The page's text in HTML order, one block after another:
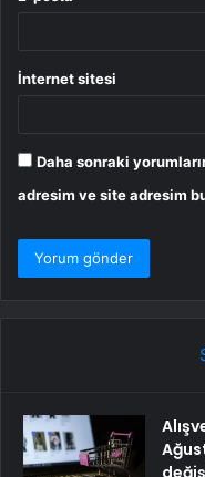
İnternet sitesi
Daha sonraki
adresim ve site adresim